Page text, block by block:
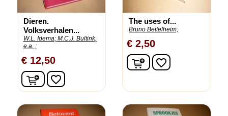
Dieren.
Volksverhalen...
W.L. Idema; M.C.J. Bultink,
e.a. ;
€ 12,50
In winkelwagen
favorite_border
The uses of...
Bruno Bettelheim;
€ 2,50
In winkelwagen
favorite_border